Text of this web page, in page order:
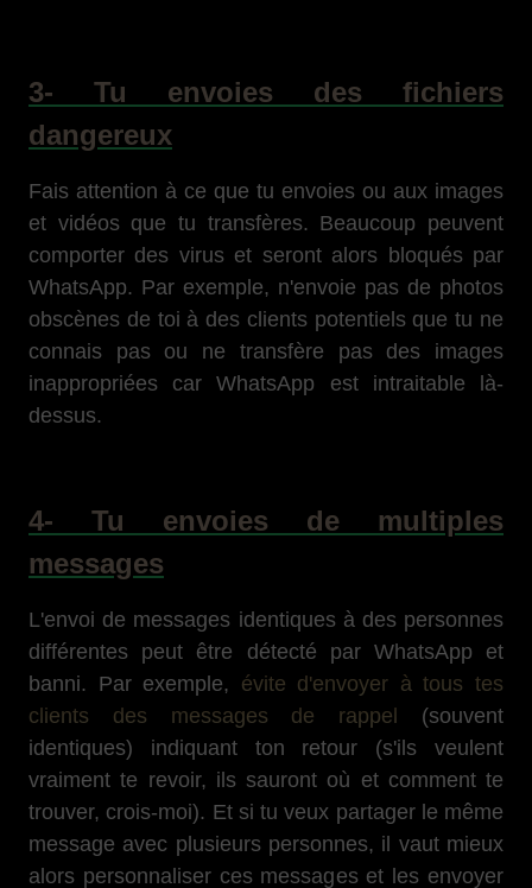
3- Tu envoies des fichiers
dangereux
Fais attention à ce que tu envoies ou aux images
et vidéos que tu transfères. Beaucoup peuvent
comporter des virus et seront alors bloqués par
WhatsApp. Par exemple, n'envoie pas de photos
obscènes de toi à des clients potentiels que tu ne
connais pas ou ne transfère pas des images
inappropriées car WhatsApp est intraitable là-
dessus.
4- Tu envoies de multiples
messages
L'envoi de messages identiques à des personnes
différentes peut être détecté par WhatsApp et
banni. Par exemple, évite d'envoyer à tous tes
clients des messages de rappel
(souvent
identiques) indiquant ton retour (s'ils veulent
vraiment te revoir, ils sauront où et comment te
trouver, crois-moi). Et si tu veux partager le même
message avec plusieurs personnes, il vaut mieux
alors personnaliser ces messages et les envoyer